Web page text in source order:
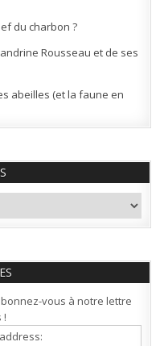
du charbon ?
Rousseau et de ses
abeilles (et la faune en
vous à notre lettre
!